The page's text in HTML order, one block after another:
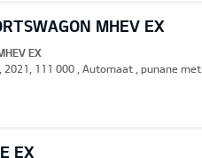
MHEV EX
EX
2021, 111 000 , Automaat , punane met.
EX